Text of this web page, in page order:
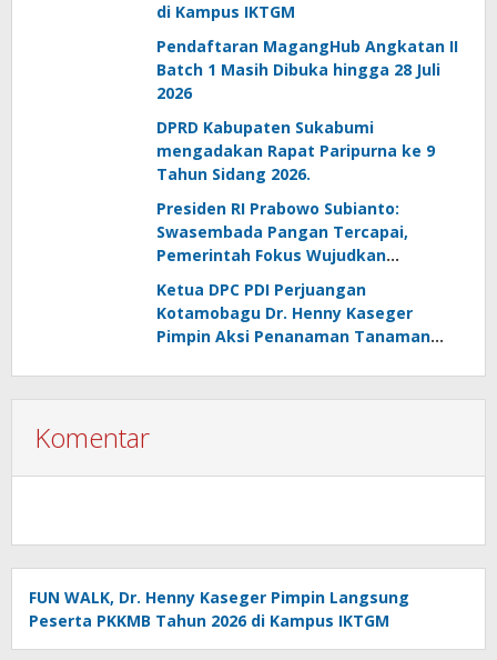
di Kampus IKTGM
Pendaftaran MagangHub Angkatan II
Batch 1 Masih Dibuka hingga 28 Juli
2026
DPRD Kabupaten Sukabumi
mengadakan Rapat Paripurna ke 9
Tahun Sidang 2026.
Presiden RI Prabowo Subianto:
Swasembada Pangan Tercapai,
Pemerintah Fokus Wujudkan
Kemandirian Energi dan Air
Ketua DPC PDI Perjuangan
Kotamobagu Dr. Henny Kaseger
Pimpin Aksi Penanaman Tanaman
Komentar
FUN WALK, Dr. Henny Kaseger Pimpin Langsung
Peserta PKKMB Tahun 2026 di Kampus IKTGM